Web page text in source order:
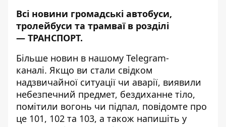
Всі новини громадські автобуси,
тролейбуси та трамваї в розділі
— ТРАНСПОРТ.
Більше новин в нашому Telegram-
каналі. Якщо ви стали свідком
надзвичайної ситуації чи аварії, виявили
небезпечний предмет, бездиханне тіло,
помітили вогонь чи підпал, повідомте про
це 101, 102 та 103, а також напишіть у